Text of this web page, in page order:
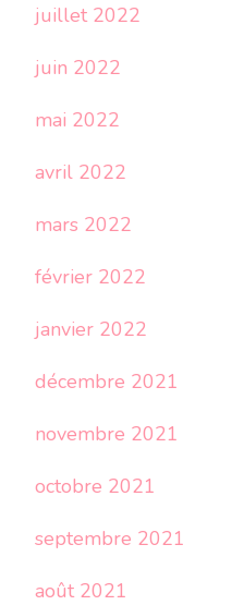
juillet 2022
juin 2022
mai 2022
avril 2022
mars 2022
février 2022
janvier 2022
décembre 2021
novembre 2021
octobre 2021
septembre 2021
août 2021